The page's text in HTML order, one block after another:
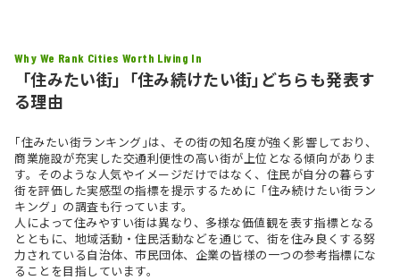
Why We Rank Cities Worth Living In
「住みたい街」｢住み続けたい街｣どちらも発表す
る理由
｢住みたい街ランキング｣は、その街の知名度が強く影響しており、
商業施設が充実した交通利便性の高い街が上位となる傾向がありま
す。そのような人気やイメージだけではなく、住民が自分の暮らす
街を評価した実感型の指標を提示するために「住み続けたい街ラン
キング」の調査も行っています。
人によって住みやすい街は異なり、多様な価値観を表す指標となる
とともに、地域活動・住民活動などを通じて、街を住み良くする努
力されている自治体、市民団体、企業の皆様の一つの参考指標にな
ることを目指しています。